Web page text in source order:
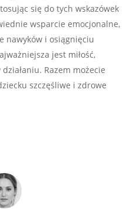
się do tych wskazówek
wsparcie emocjonalne,
nawyków i osiągnięciu
jest miłość,
Razem możecie
szczęśliwe i zdrowe